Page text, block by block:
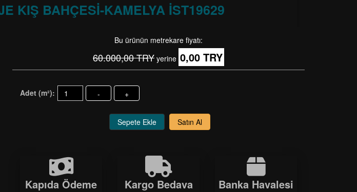
KIŞ BAHÇESİ-KAMELYA IST19629
Bu ürünün metrekare fiyatı:
60.000,00 TRY yerine 0,00 TRY
Adet (m²): - +
Sepete Ekle Satın Al
Kapıda Ödeme Kargo Bedava Banka Havalesi